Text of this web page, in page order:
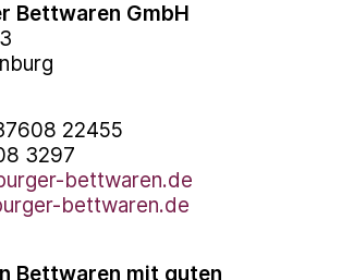
Bettwaren GmbH
22455
3297
bettwaren.de
bettwaren.de
Bettwaren mit guten